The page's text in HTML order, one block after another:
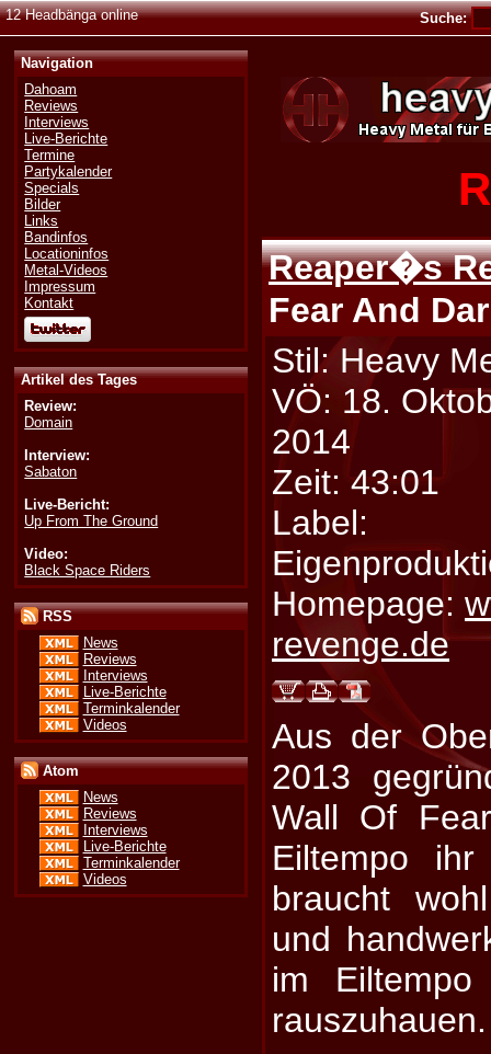
12 Headbänga online Suche:
Navigation
Dahoam
Reviews
Interviews
Live-Berichte
Termine
Partykalender
Specials
Bilder
Links
Bandinfos
Locationinfos
Metal-Videos
Impressum
Kontakt
Artikel des Tages
Review:
Domain
Interview:
Sabaton
Live-Bericht:
Up From The Ground
Video:
Black Space Riders
RSS
News
Reviews
Interviews
Live-Berichte
Terminkalender
Videos
Atom
News
Reviews
Interviews
Live-Berichte
Terminkalender
Videos
Reaper�s
Fear And
Stil: Heavy
VÖ: 18.
2014
Zeit: 43:01
Label:
Homepage:
revenge.de
Aus der
2013
Wall Of
Eiltempo
braucht
und
im
rauszuhauen.